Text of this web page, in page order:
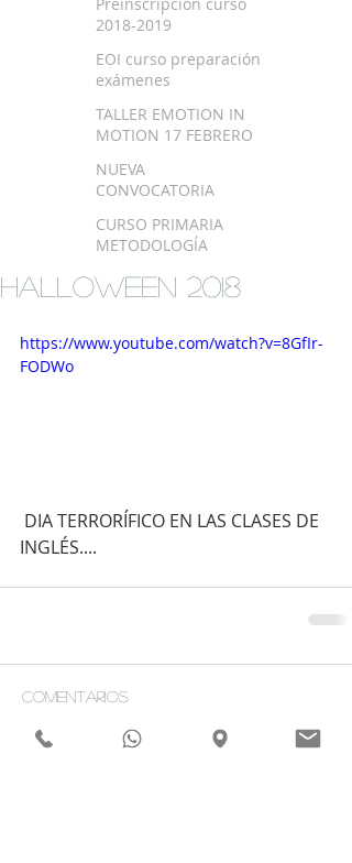
2018-2019
EOI curso preparación
exámenes
TALLER EMOTION IN
MOTION 17 FEBRERO
NUEVA
CONVOCATORIA
CURSO PRIMARIA
METODOLOGÍA
BILBAO
HALLOWEEN 2018
https://www.youtube.com/watch?v=8GfIr-
FODWo
INGLÉS....
Comentarios